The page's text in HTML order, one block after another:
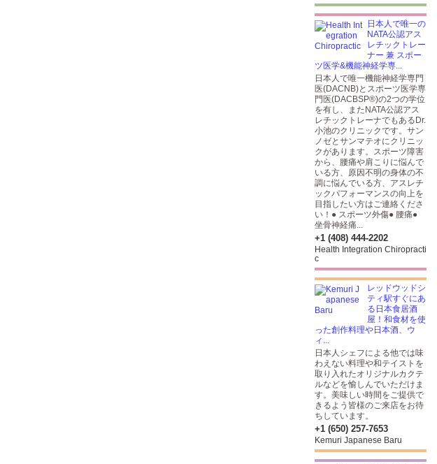
日本人で唯一の
NATA公認アス
レチックトレー
ナー 兼 スポー
ツ医学&機能神経学専...
日本人で唯一機能神経学専門
医(DACNB)とスポーツ医学専
門医(DACBSP®)の2つの学位
を有し、またNATA公認アス
レチックトレーナでもあるDr.
小池のクリニックです。サン
ノゼとサンマテオにクリニッ
クがあります。スポーツ障害
から、腰痛や肩こりに悩んで
いる方、原因不明の身体の不
調に悩んでいる方、アスレチ
ックパフォーマンスの向上を
目指したい方はご連絡くださ
い！● スポーツ外傷● 腰痛●
坐骨神経痛...
+1 (408) 444-2202
Health Integration Chiropracti
c
レッドウッドシ
ティ駅すぐにあ
る日本食居酒
屋！和食材を使
った創作料理や日本酒、ウ
ィ...
日本人シェフによる他では味
わえない料理や和テイストを
取り入れたオリジナルカクテ
ルなどを愉しんでいただけま
す。美味しい時間をご提供で
きるよう皆様のご来店をお待
ちしています。
+1 (650) 257-7653
Kemuri Japanese Baru